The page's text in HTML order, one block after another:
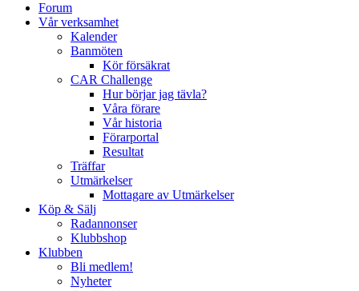
Forum
Vår verksamhet
Kalender
Banmöten
Kör försäkrat
CAR Challenge
Hur börjar jag tävla?
Våra förare
Vår historia
Förarportal
Resultat
Träffar
Utmärkelser
Mottagare av Utmärkelser
Köp & Sälj
Radannonser
Klubbshop
Klubben
Bli medlem!
Nyheter